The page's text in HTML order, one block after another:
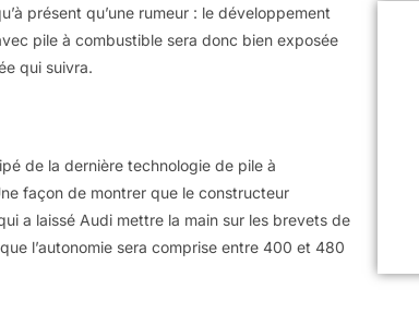
présent qu’une rumeur : le développement
pile à combustible sera donc bien exposée
qui suivra.
de la dernière technologie de pile à
façon de montrer que le constructeur
a laissé Audi mettre la main sur les brevets de
l’autonomie sera comprise entre 400 et 480